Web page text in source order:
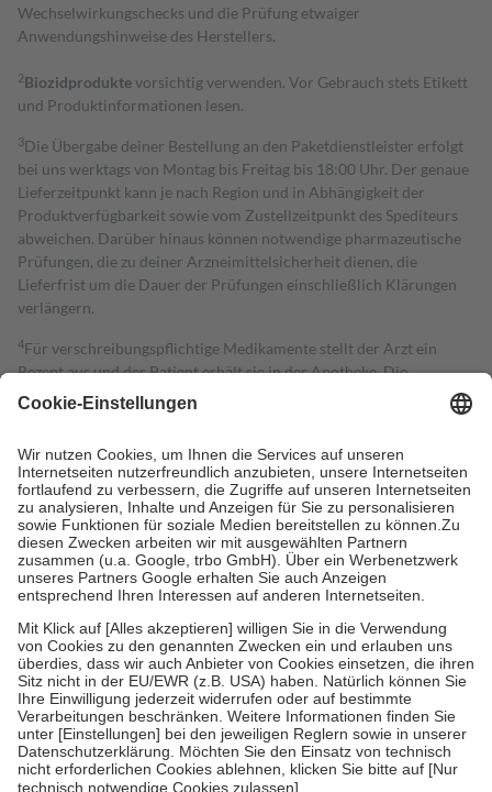
Wechselwirkungschecks und die Prüfung etwaiger
Anwendungshinweise des Herstellers.
2Biozidproduktevorsichtig verwenden. Vor Gebrauch stets Etikett
und Produktinformationen lesen.
3Die Übergabe deiner Bestellung an den Paketdienstleister erfolgt
bei uns werktags von Montag bis Freitag bis 18:00 Uhr. Der genaue
Lieferzeitpunkt kann je nach Region und in Abhängigkeit der
Produktverfügbarkeit sowie vom Zustellzeitpunkt des Spediteurs
abweichen. Darüber hinaus können notwendige pharmazeutische
Prüfungen, die zu deiner Arzneimittelsicherheit dienen, die
Lieferfrist um die Dauer der Prüfungen einschließlich Klärungen
verlängern.
4Für verschreibungspflichtige Medikamente stellt der Arzt ein
Rezept aus und der Patient erhält sie in der Apotheke. Die
gesetzliche Krankenversicherung übernimmt in der Regel die
Kosten dafür, der Versicherte trägt einen Teil davon als Zuzahlung
Grundsätzlich leisten Mitglieder Zuzahlungen in Höhe von zehn
Prozent des Abgabepreises,mindestens jedochfünf Euround
höchstens zehn Euro.Es sind jedoch nie mehr als die tatsächlichen
Kosten der Leistung zu entrichten.
Diese Regeln gelten grundsätzlich auch für Online-Apotheken.
Bei Heilmitteln und häuslicher Krankenpflege beträgt die
Zuzahlung zehn Prozent der Kosten sowie zehn Euro je
Verordnung.
Um das Engagement der Versicherten für ihre eigene Gesundheit zu
stärken und die besondere Stellung der Familie zu unterstützen,
fallenkeine Zuzahlungenan bei:
• Kindern und Jugendlichen bis zum vollendeten 18. Lebensjahr
mit Ausnahme der Fahrkosten
• Untersuchungen zur Vorsorge und Früherkennung, die von der
GKV getragen werden